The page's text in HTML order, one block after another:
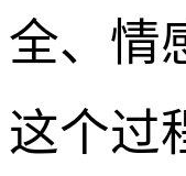
全、情
这个过